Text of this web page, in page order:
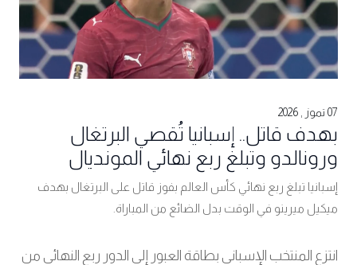
07 تموز , 2026
بهدف قاتل.. إسبانيا تُقصي البرتغال
ورونالدو وتبلغ ربع نهائي المونديال
إسبانيا تبلغ ربع نهائي كأس العالم بفوز قاتل على البرتغال بهدف
ميكيل ميرينو في الوقت بدل الضائع من المباراة.
انتزع المنتخب الإسباني بطاقة العبور إلى الدور ربع النهائي من